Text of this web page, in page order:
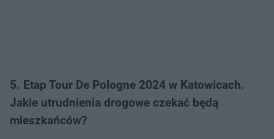
5. Etap Tour De Pologne 2024 w Katowicach.
Jakie utrudnienia drogowe czekać będą
mieszkańców?